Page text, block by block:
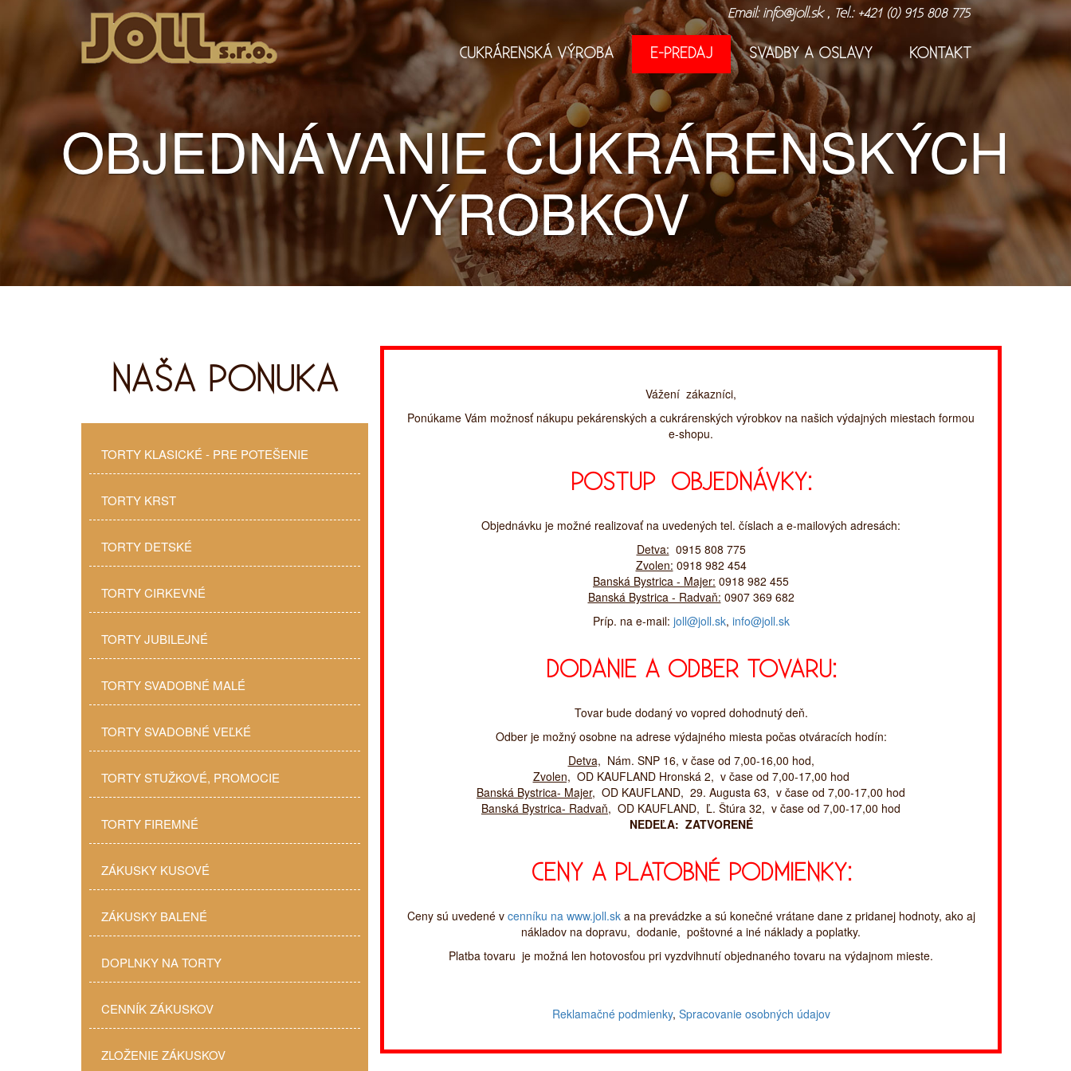
Email: info@joll.sk , Tel.: +421 (0) 915 808 775
CUKRÁRENSKÁ VÝROBA E-PREDAJ SVADBY A OSLAVY KONTAKT
OBJEDNÁVANIE CUKRÁRENSKÝCH
VÝROBKOV
NAŠA PONUKA
TORTY KLASICKÉ - PRE POTEŠENIE
TORTY KRST
TORTY DETSKÉ
TORTY CIRKEVNÉ
TORTY JUBILEJNÉ
TORTY SVADOBNÉ MALÉ
TORTY SVADOBNÉ VEĽKÉ
TORTY STUŽKOVÉ, PROMOCIE
TORTY FIREMNÉ
ZÁKUSKY KUSOVÉ
ZÁKUSKY BALENÉ
DOPLNKY NA TORTY
CENNÍK ZÁKUSKOV
ZLOŽENIE ZÁKUSKOV
Vážení zákazníci,
Ponúkame Vám možnosť nákupu pekárenských a cukrárenských výrobkov na našich výdajných miestach formou
e-shopu.
POSTUP OBJEDNÁVKY:
Objednávku je možné realizovať na uvedených tel. číslach a e-mailových adresách:
Detva: 0915 808 775
Zvolen: 0918 982 454
Banská Bystrica - Majer: 0918 982 455
Banská Bystrica - Radvaň: 0907 369 682
Príp. na e-mail: joll@joll.sk, info@joll.sk
DODANIE A ODBER TOVARU:
Tovar bude dodaný vo vopred dohodnutý deň.
Odber je možný osobne na adrese výdajného miesta počas otváracích hodín:
Detva, Nám. SNP 16, v čase od 7,00-16,00 hod,
Zvolen, OD KAUFLAND Hronská 2, v čase od 7,00-17,00 hod
Banská Bystrica- Majer, OD KAUFLAND, 29. Augusta 63, v čase od 7,00-17,00 hod
Banská Bystrica- Radvaň, OD KAUFLAND, Ľ. Štúra 32, v čase od 7,00-17,00 hod
NEDEĽA: ZATVORENÉ
CENY A PLATOBNÉ PODMIENKY:
Ceny sú uvedené v cenníku na www.joll.ska na prevádzke a sú konečné vrátane dane z pridanej hodnoty, ako aj
nákladov na dopravu, dodanie, poštovné a iné náklady a poplatky.
Platba tovaru je možná len hotovosťou pri vyzdvihnutí objednaného tovaru na výdajnom mieste.
Reklamačné podmienky, Spracovanie osobných údajov